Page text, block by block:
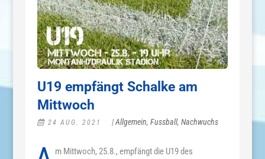
U19 empfängt Schalke am
Mittwoch
24 AUG. 2021 |Allgemein, Fussball, Nachwuchs
m Mittwoch, 25.8., empfängt die U19 des